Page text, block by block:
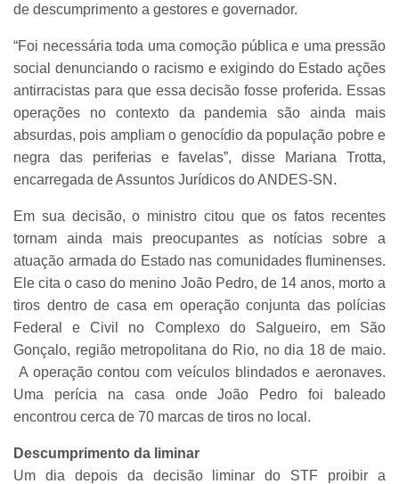
de descumprimento a gestores e governador.
“Foi necessária toda uma comoção pública e uma pressão
social denunciando o racismo e exigindo do Estado ações
antirracistas para que essa decisão fosse proferida. Essas
operações no contexto da pandemia são ainda mais
absurdas, pois ampliam o genocídio da população pobre e
negra das periferias e favelas”, disse Mariana Trotta,
encarregada de Assuntos Jurídicos do ANDES-SN.
Em sua decisão, o ministro citou que os fatos recentes
tornam ainda mais preocupantes as notícias sobre a
atuação armada do Estado nas comunidades fluminenses.
Ele cita o caso do menino João Pedro, de 14 anos, morto a
tiros dentro de casa em operação conjunta das polícias
Federal e Civil no Complexo do Salgueiro, em São
Gonçalo, região metropolitana do Rio, no dia 18 de maio.
A operação contou com veículos blindados e aeronaves.
Uma perícia na casa onde João Pedro foi baleado
encontrou cerca de 70 marcas de tiros no local.
Descumprimento da liminar
Um dia depois da decisão liminar do STF proibir a